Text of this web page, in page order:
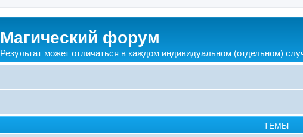
Магический форум
Результат может отличаться в каждом индивидуальном (отдельном)
ТЕМЫ